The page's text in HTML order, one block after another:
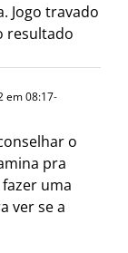
Jogo travado
resultado
em 08:17-
o
pra
uma
ver se a